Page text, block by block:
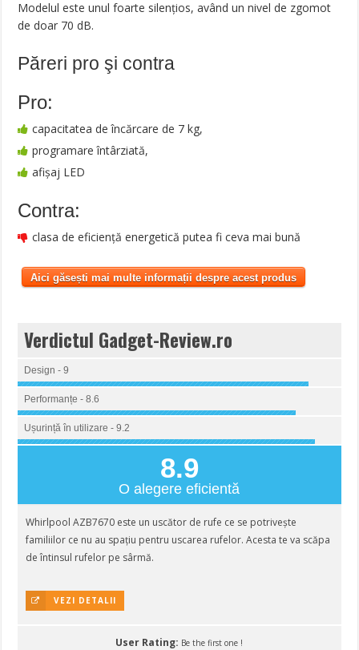
Modelul este unul foarte silențios, având un nivel de zgomot
de doar 70 dB.
Păreri pro şi contra
Pro:
capacitatea de încărcare de 7 kg,
programare întârziată,
afișaj LED
Contra:
clasa de eficiență energetică putea fi ceva mai bună
Aici găsești mai multe informații despre acest produs
Verdictul Gadget-Review.ro
Design - 9
Performanțe - 8.6
Ușurință în utilizare - 9.2
8.9
O alegere eficientă
Whirlpool AZB7670 este un uscător de rufe ce se potrivește
familiilor ce nu au spațiu pentru uscarea rufelor. Acesta te va scăpa
de întinsul rufelor pe sârmă.
VEZI DETALII
User Rating: Be the first one !